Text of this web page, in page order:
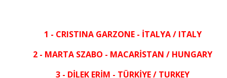
1 - CRISTINA GARZONE - İTALYA / ITALY
2 - MARTA SZABO - MACARİSTAN / HUNGARY
3 - DİLEK ERİM - TÜRKİYE / TURKEY